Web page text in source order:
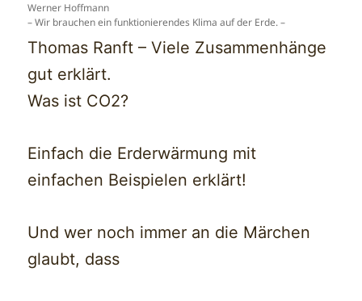
Werner Hoffmann
– Wir brauchen ein funktionierendes Klima auf der Erde. –
Thomas Ranft – Viele Zusammenhänge
gut erklärt.
Was ist CO2?
Einfach die Erderwärmung mit
einfachen Beispielen erklärt!
Und wer noch immer an die Märchen
glaubt, dass